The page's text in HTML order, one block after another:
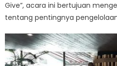
Give”, acara ini bertujuan
tentang pentingnya